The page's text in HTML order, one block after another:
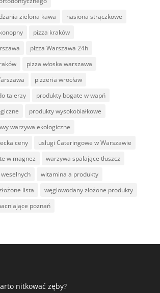
zielona kawa
nasiona strączkowe
pizza kraków
pizza Warszawa 24h
pizza włoska warszawa
pizzeria wrocław
talerzy
produkty bogate w wapń
produkty wysokobiałkowe
warzywa ekologiczne
ceny
usługi Cateringowe w Warszawie
w magnez
warzywa spalające tłuszcz
witamina a produkty
lista
węglowodany złożone produkty
poznań
nitkować zęby?